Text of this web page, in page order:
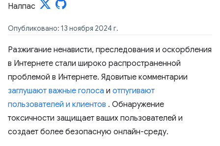
Опубликовано: 13 ноября 2024 г.
Разжигание ненависти, преследования и оскорбления
в Интернете стали широко распространенной
проблемой в Интернете. Ядовитые комментарии
заглушают важные голоса и отпугивают
пользователей и клиентов . Обнаружение
токсичности защищает ваших пользователей и
создает более безопасную онлайн-среду.